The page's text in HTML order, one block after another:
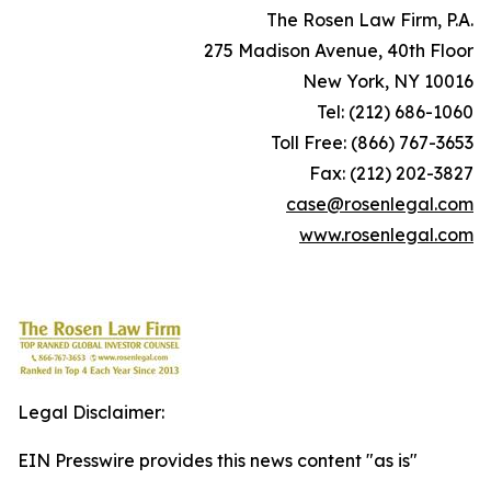
The Rosen Law Firm, P.A.
275 Madison Avenue, 40th Floor
New York, NY 10016
Tel: (212) 686-1060
Toll Free: (866) 767-3653
Fax: (212) 202-3827
case@rosenlegal.com
www.rosenlegal.com
Legal Disclaimer:
EIN Presswire provides this news content "as is"